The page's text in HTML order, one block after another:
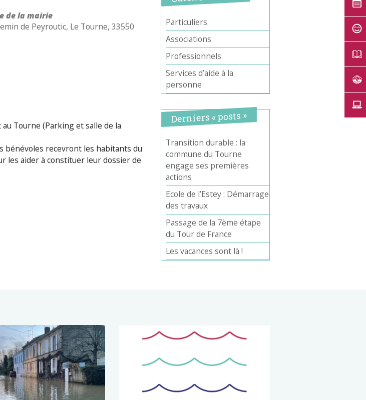
Office 365
de la mairie
de Peyroutic, Le Tourne, 33550
Tourne (Parking et salle de la
bénévoles recevront les habitants du
les aider à constituer leur dossier de
Particuliers
Associations
Professionnels
Services d’aide à la
personne
Derniers « posts »
Transition durable : la
commune du Tourne
engage ses premières
actions
Ecole de l’Estey : Démarrage
des travaux
Passage de la 7ème étape
du Tour de France
Les vacances sont là !